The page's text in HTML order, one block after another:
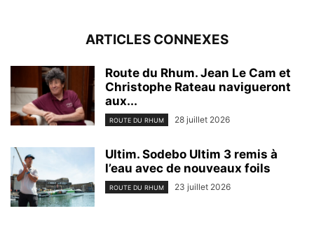
ARTICLES CONNEXES
Route du Rhum. Jean Le Cam et
Christophe Rateau navigueront
aux...
ROUTE DU RHUM 28 juillet 2026
Ultim. Sodebo Ultim 3 remis à
l’eau avec de nouveaux foils
ROUTE DU RHUM 23 juillet 2026